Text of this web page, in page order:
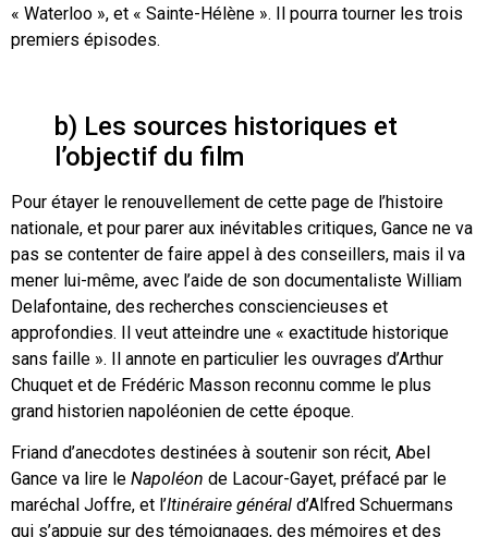
« Waterloo », et « Sainte-Hélène ». Il pourra tourner les trois
premiers épisodes.
b) Les sources historiques et
l’objectif du film
Pour étayer le renouvellement de cette page de l’histoire
nationale, et pour parer aux inévitables critiques, Gance ne va
pas se contenter de faire appel à des conseillers, mais il va
mener lui-même, avec l’aide de son documentaliste William
Delafontaine, des recherches consciencieuses et
approfondies. Il veut atteindre une « exactitude historique
sans faille ». Il annote en particulier les ouvrages d’Arthur
Chuquet et de Frédéric Masson reconnu comme le plus
grand historien napoléonien de cette époque.
Friand d’anecdotes destinées à soutenir son récit, Abel
Gance va lire le Napoléon de Lacour-Gayet, préfacé par le
maréchal Joffre, et l’Itinéraire général d’Alfred Schuermans
qui s’appuie sur des témoignages, des mémoires et des